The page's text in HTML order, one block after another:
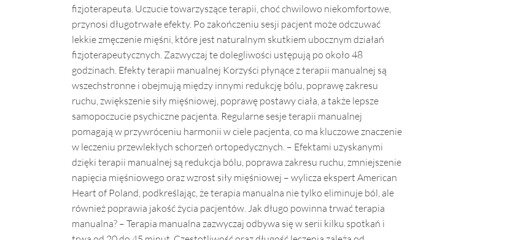
fizjoterapeuta. Uczucie towarzyszące terapii, choć chwilowo niekomfortowe,
przynosi długotrwałe efekty. Po zakończeniu sesji pacjent może odczuwać
lekkie zmęczenie mięśni, które jest naturalnym skutkiem ubocznym działań
fizjoterapeutycznych. Zazwyczaj te dolegliwości ustępują po około 48
godzinach. Efekty terapii manualnej Korzyści płynące z terapii manualnej są
wszechstronne i obejmują między innymi redukcję bólu, poprawę zakresu
ruchu, zwiększenie siły mięśniowej, poprawę postawy ciała, a także lepsze
samopoczucie psychiczne pacjenta. Regularne sesje terapii manualnej
pomagają w przywróceniu harmonii w ciele pacjenta, co ma kluczowe znaczenie
w leczeniu przewlekłych schorzeń ortopedycznych. – Efektami uzyskanymi
dzięki terapii manualnej są redukcja bólu, poprawa zakresu ruchu, zmniejszenie
napięcia mięśniowego oraz wzrost siły mięśniowej – wylicza ekspert American
Heart of Poland, podkreślając, że terapia manualna nie tylko eliminuje ból, ale
również poprawia jakość życia pacjentów. Jak długo powinna trwać terapia
manualna? – Terapia manualna zazwyczaj odbywa się w serii kilku spotkań i